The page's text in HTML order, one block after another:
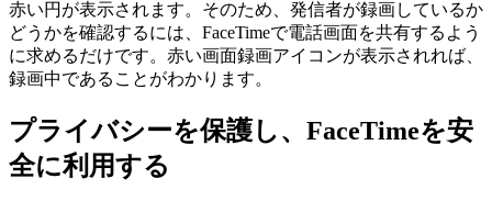
赤い円が表示されます。そのため、発信者が録画しているか
どうかを確認するには、FaceTimeで電話画面を共有するよう
に求めるだけです。赤い画面録画アイコンが表示されれば、
録画中であることがわかります。
プライバシーを保護し、FaceTimeを安
全に利用する